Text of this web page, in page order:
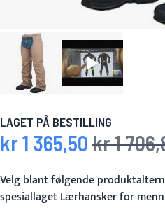
LAGET PÅ BESTILLING
Spesialpris
kr 1 365,50 Vanlig pris
kr 1
Velg blant følgende
spesiallaget Lærhansker for